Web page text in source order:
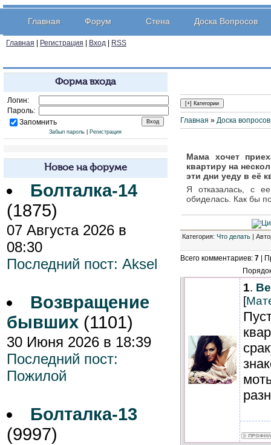
Главная Форум Стена Доска Вопросов
Главная Регистрация Вход| RSS
Форма входа
Логин:
Пароль:
Запомнить
Забыл пароль Регистрация
Новое на форуме
Болталка-14
(1875)
07 Августа 2026 в
08:30
Последний пост: Aksel
Возвращение
бывших(1101)
30 Июня 2026 в 18:39
Последний пост:
Пожилой
Болталка-13
(9997)
Главная » Доска вопросов
Мама хочет
квартиру на
эти дни уеду в её
Я отказалась, с
обиделась. Как бы
Категория: Что делать|
Всего комментариев: 7|
1.
[